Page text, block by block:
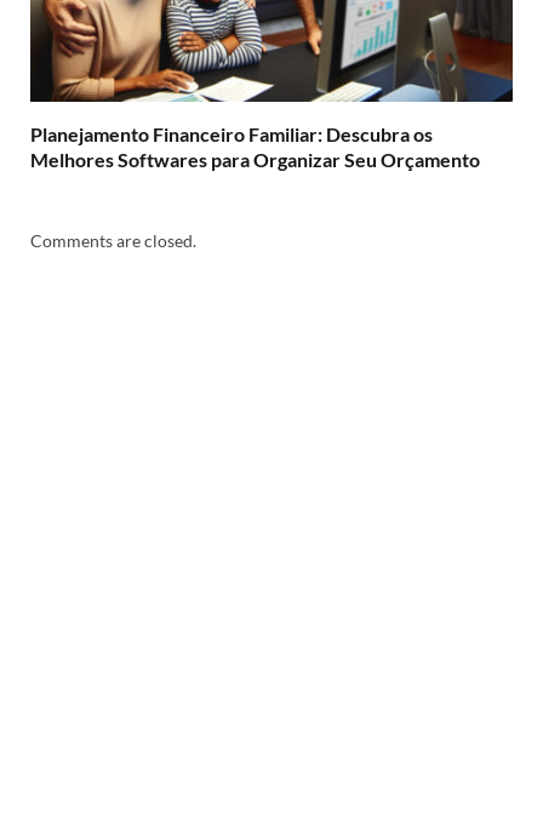
Planejamento Financeiro Familiar: Descubra os
Melhores Softwares para Organizar Seu Orçamento
Comments are closed.